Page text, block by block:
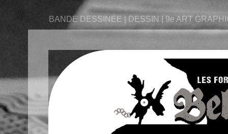
BANDE DESSINÉE | DESSIN | 9e ART